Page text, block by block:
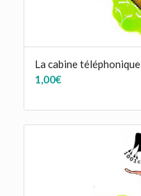
La cabine téléphonique
1,00€